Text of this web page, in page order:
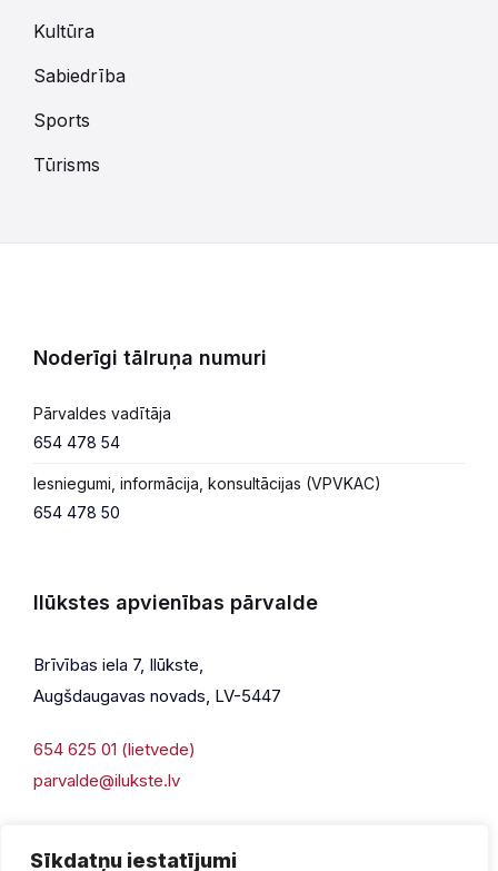
Sīkdatņu iestatījumi
Kultūra
Sabiedrība
Sports
Tūrisms
Noderīgi tālruņa numuri
Pārvaldes vadītāja
654 478 54
Iesniegumi, informācija, konsultācijas (VPVKAC)
654 478 50
Ilūkstes apvienības pārvalde
Brīvības iela 7, Ilūkste,
Augšdaugavas novads, LV-5447
654 625 01 (lietvede)
parvalde@ilukste.lv